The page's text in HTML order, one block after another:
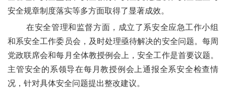
安全规章制度落实等多方面取得了显著成效。
在安全管理和监督方面，成立了系安全应急工作小组
和系安全工作委员会，及时处理亟待解决的安全问题。每周
党政联席会和每月全体教授例会上，安全工作是首要议题。
主管安全的系领导在每月教授例会上通报全系安全检查情
况，针对具体安全问题提出整改建议。